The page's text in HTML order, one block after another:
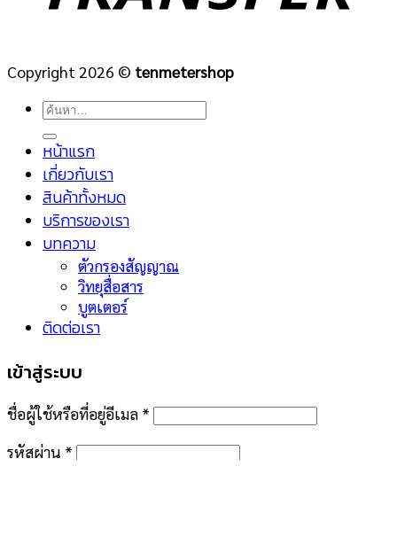
Copyright 2026 © tenmetershop
ค้นหา:
หน้าแรก
เกี่ยวกับเรา
สินค้าทั้งหมด
บริการของเรา
บทความ
ตัวกรองสัญญาณ
วิทยุสื่อสาร
บูตเตอร์
ติดต่อเรา
เข้าสู่ระบบ
ชื่อผู้ใช้หรือที่อยู่อีเมล *
รหัสผ่าน *